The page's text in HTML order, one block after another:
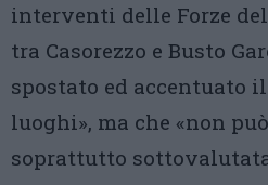
interventi delle Forze
tra Casorezzo e Busto
spostato ed accentuato
luoghi», ma che «non
soprattutto